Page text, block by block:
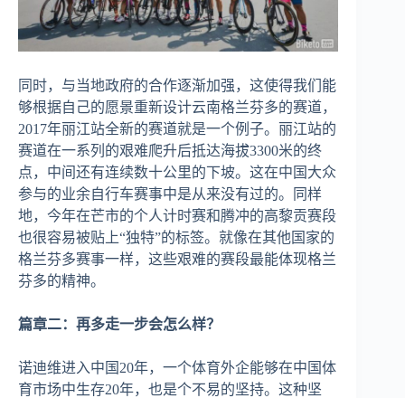
同时，与当地政府的合作逐渐加强，这使得我们能
够根据自己的愿景重新设计云南格兰芬多的赛道，
2017年丽江站全新的赛道就是一个例子。丽江站的
赛道在一系列的艰难爬升后抵达海拔3300米的终
点，中间还有连续数十公里的下坡。这在中国大众
参与的业余自行车赛事中是从来没有过的。同样
地，今年在芒市的个人计时赛和腾冲的高黎贡赛段
也很容易被贴上“独特”的标签。就像在其他国家的
格兰芬多赛事一样，这些艰难的赛段最能体现格兰
芬多的精神。
篇章二：再多走一步会怎么样？
诺迪维进入中国20年，一个体育外企能够在中国体
育市场中生存20年，也是个不易的坚持。这种坚